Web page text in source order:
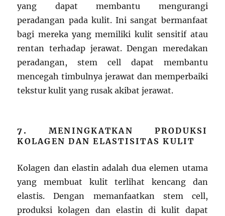
yang dapat membantu mengurangi
peradangan pada kulit. Ini sangat bermanfaat
bagi mereka yang memiliki kulit sensitif atau
rentan terhadap jerawat. Dengan meredakan
peradangan, stem cell dapat membantu
mencegah timbulnya jerawat dan memperbaiki
tekstur kulit yang rusak akibat jerawat.
7. MENINGKATKAN PRODUKSI
KOLAGEN DAN ELASTISITAS KULIT
Kolagen dan elastin adalah dua elemen utama
yang membuat kulit terlihat kencang dan
elastis. Dengan memanfaatkan stem cell,
produksi kolagen dan elastin di kulit dapat